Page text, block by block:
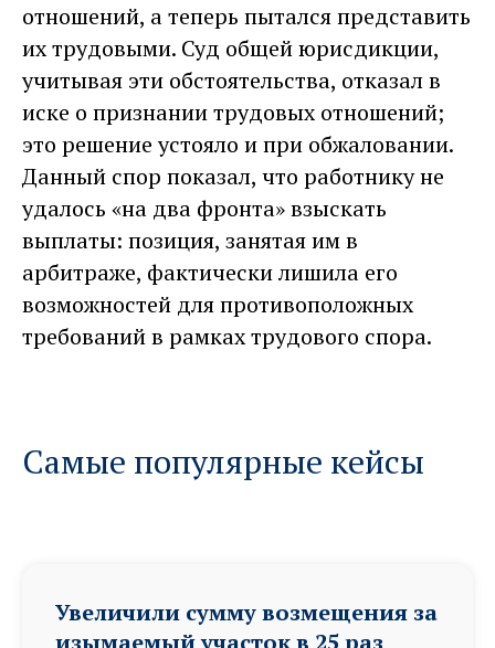
отношений, а теперь пытался представить
их трудовыми. Суд общей юрисдикции,
учитывая эти обстоятельства, отказал в
иске о признании трудовых отношений;
это решение устояло и при обжаловании.
Данный спор показал, что работнику не
удалось «на два фронта» взыскать
выплаты: позиция, занятая им в
арбитраже, фактически лишила его
возможностей для противоположных
требований в рамках трудового спора.
Самые популярные кейсы
Увеличили сумму возмещения за
изымаемый участок в 25 раз